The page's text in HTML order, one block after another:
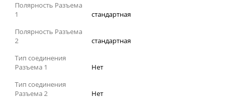
Полярность Разъема
1
стандартная
Полярность Разъема
2
стандартная
Тип соединения
Разъема 1
Нет
Тип соединения
Разъема 2
Нет